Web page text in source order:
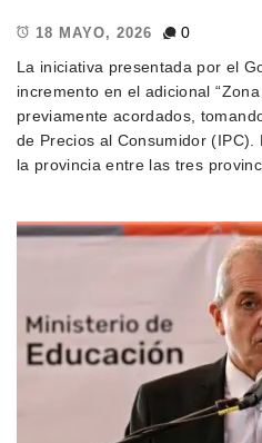
18 MAYO, 2026
0
La iniciativa presentada por el
incremento en el adicional
previamente acordados,
de Precios al Consumidor
la provincia entre las tres